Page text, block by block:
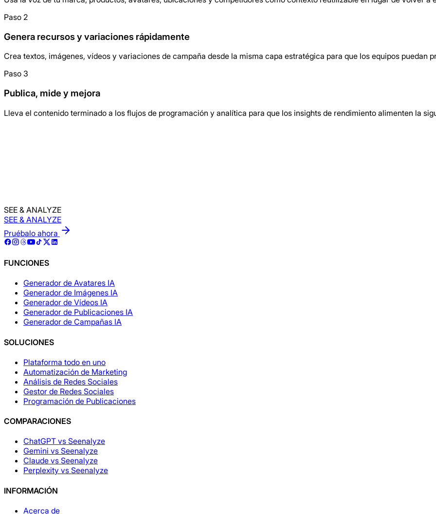
Paso 2
Genera recursos y variaciones rápidamente
Crea textos, imágenes, vídeos y variaciones de campaña desde la misma capa estratégica para que los equipos puedan
Paso 3
Publica, mide y mejora
Lleva el contenido terminado a los flujos de programación y analítica para que los insights de rendimiento alimenten la
SEE & ANALYZE
SEE & ANALYZE
Pruébalo ahora
FUNCIONES
Generador de Avatares IA
Generador de Imágenes IA
Generador de Vídeos IA
Generador de Publicaciones IA
Generador de Campañas IA
SOLUCIONES
Plataforma todo en uno
Automatización de Marketing
Análisis de Redes Sociales
Gestor de Redes Sociales
Programación de Publicaciones
COMPARACIONES
ChatGPT vs Seenalyze
Gemini vs Seenalyze
Claude vs Seenalyze
Perplexity vs Seenalyze
INFORMACIÓN
Acerca de